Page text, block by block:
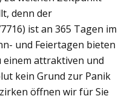
denn der
ist an 365 Tagen im
und Feiertagen bieten
attraktiven und
kein Grund zur Panik
öffnen wir für Sie